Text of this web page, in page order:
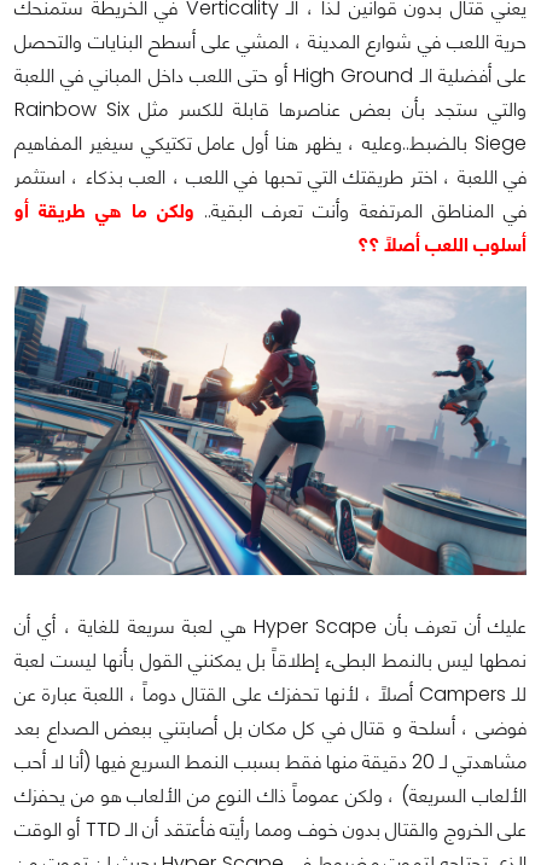
يعني قتال بدون قوانين لذا ، الـ Verticality في الخريطة ستمنحك
حرية اللعب في شوارع المدينة ، المشي على أسطح البنايات والتحصل
على أفضلية الـ High Ground أو حتى اللعب داخل المباني في اللعبة
والتي ستجد بأن بعض عناصرها قابلة للكسر مثل Rainbow Six
Siege بالضبط..وعليه ، يظهر هنا أول عامل تكتيكي سيغير المفاهيم
في اللعبة ، اختر طريقتك التي تحبها في اللعب ، العب بذكاء ، استثمر
في المناطق المرتفعة وأنت تعرف البقية.. ولكن ما هي طريقة أو
أسلوب اللعب أصلاً ؟؟
عليك أن تعرف بأن Hyper Scape هي لعبة سريعة للغاية ، أي أن
نمطها ليس بالنمط البطىء إطلاقاً بل يمكنني القول بأنها ليست لعبة
للـ Campers أصلاً ، لأنها تحفزك على القتال دوماً ، اللعبة عبارة عن
فوضى ، أسلحة و قتال في كل مكان بل أصابتني ببعض الصداع بعد
مشاهدتي لـ 20 دقيقة منها فقط بسبب النمط السريع فيها (أنا لا أحب
الألعاب السريعة) ، ولكن عموماً ذاك النوع من الألعاب هو من يحفزك
على الخروج والقتال بدون خوف ومما رأيته فأعتقد أن الـ TTD أو الوقت